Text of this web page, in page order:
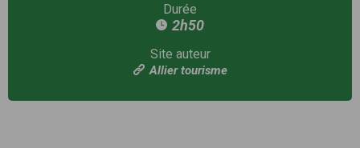
Durée
2h50
Site auteur
Allier tourisme